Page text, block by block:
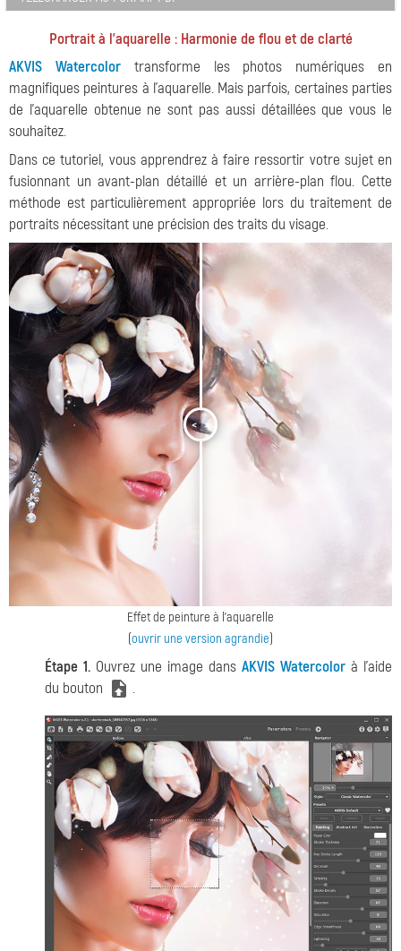
Portrait à l'aquarelle : Harmonie de flou et de clarté
AKVIS Watercolortransforme les photos numériques en
magnifiques peintures à l'aquarelle. Mais parfois, certaines parties
de l'aquarelle obtenue ne sont pas aussi détaillées que vous le
souhaitez.
Dans ce tutoriel, vous apprendrez à faire ressortir votre sujet en
fusionnant un avant-plan détaillé et un arrière-plan flou. Cette
méthode est particulièrement appropriée lors du traitement de
portraits nécessitant une précision des traits du visage.
< >
Effet de peinture à l'aquarelle
(ouvrir une version agrandie)
Étape 1. Ouvrez une image dans AKVIS Watercolor à l'aide
du bouton
.